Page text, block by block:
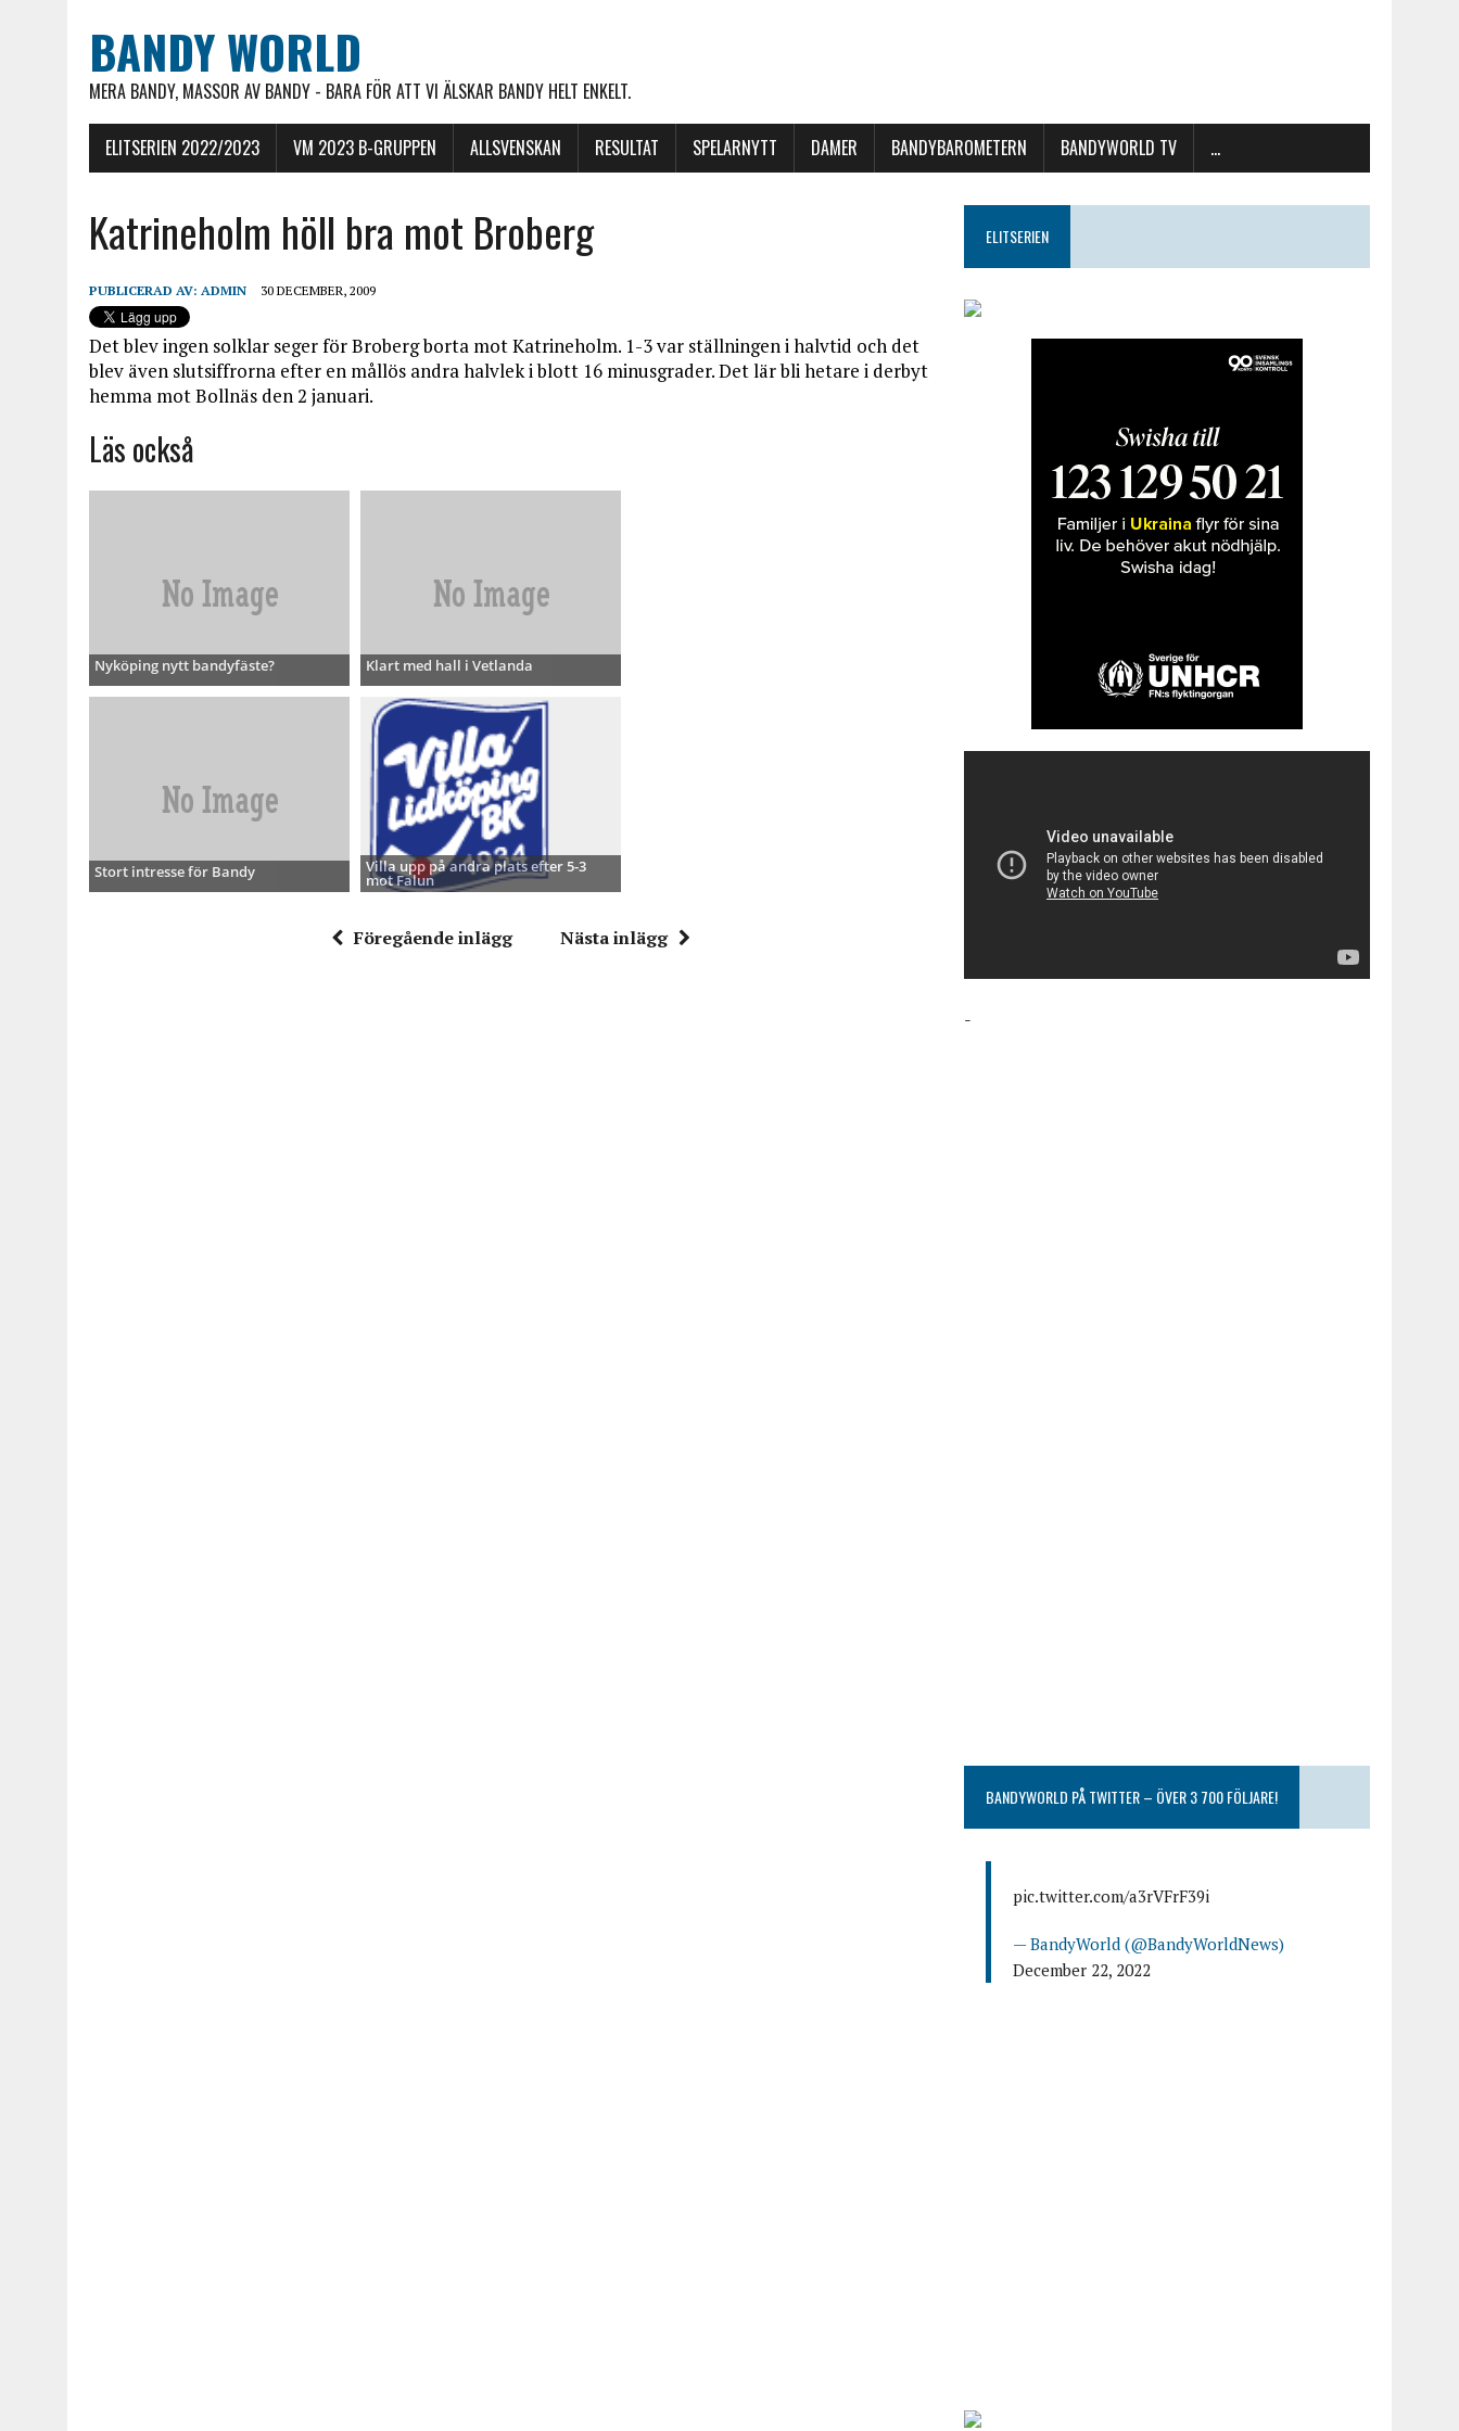
BANDY WORLD
MERA BANDY, MASSOR AV BANDY - BARA FÖR ATT VI ÄLSKAR BANDY HELT ENKELT.
ELITSERIEN 2022/2023 VM 2023 B-GRUPPEN ALLSVENSKAN RESULTAT SPELARNYTT DAMER BANDYBAROMETERN BANDYWORLD TV …
Katrineholm höll bra mot Broberg
PUBLICERAD AV: ADMIN 30 DECEMBER, 2009
Det blev ingen solklar seger för Broberg borta mot Katrineholm. 1-3 var ställningen i halvtid och det
blev även slutsiffrorna efter en mållös andra halvlek i blott 16 minusgrader. Det lär bli hetare i derbyt
hemma mot Bollnäs den 2 januari.
Läs också
Nyköping nytt bandyfäste? Klart med hall i Vetlanda
Stort intresse för Bandy Villa upp på andra plats efter 5-3
mot Falun
Föregående inlägg Nästa inlägg
ELITSERIEN
-
BANDYWORLD PÅ TWITTER – ÖVER 3 700 FÖLJARE!
pic.twitter.com/a3rVFrF39i
— BandyWorld (@BandyWorldNews)
December 22, 2022